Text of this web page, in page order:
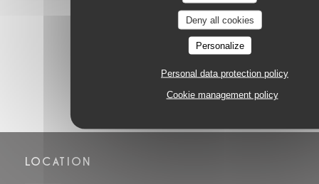
Deny all cookies
Personalize
Personal data protection policy
Cookie management policy
3
LOCATION